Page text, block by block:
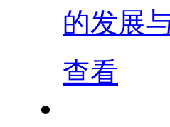
的发展
查看